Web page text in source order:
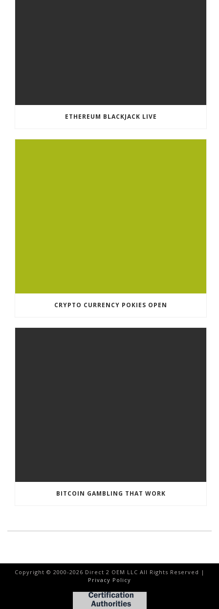
ETHEREUM BLACKJACK LIVE
CRYPTO CURRENCY POKIES OPEN
BITCOIN GAMBLING THAT WORK
Copyright © 2000-2026 Direct 2 OEM LLC All Rights Reserved |
Privacy Policy